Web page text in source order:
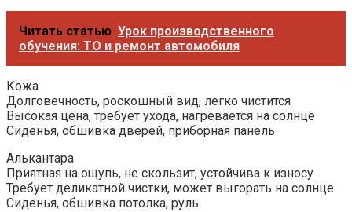
Читать статью Урок производственного
обучения: ТО и ремонт автомобиля
Кожа
Долговечность, роскошный вид, легко чистится
Высокая цена, требует ухода, нагревается на солнце
Сиденья, обшивка дверей, приборная панель
Алькантара
Приятная на ощупь, не скользит, устойчива к износу
Требует деликатной чистки, может выгорать на солнце
Сиденья, обшивка потолка, руль